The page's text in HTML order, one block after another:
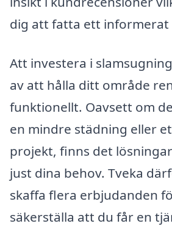
dig att fatta ett informerat
Att investera i
av att hålla ditt område
funktionellt. Oavsett om
en mindre städning eller
projekt, finns det
just dina behov. Tveka
skaffa flera erbjudanden
säkerställa att du får en